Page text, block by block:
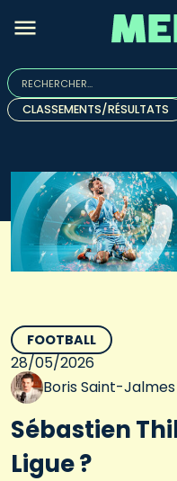
Rechercher :
Quand les résultats de
CLASSEMENTS/RÉSULTATS
FOOTBALL
28/05/2026
Boris Saint-Jalmes
Sébastien
Ligue ?